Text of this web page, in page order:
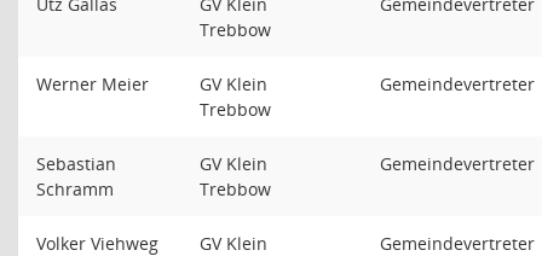
Trebbow
Werner Meier
GV Klein
Trebbow
Gemeindevertreter
Sebastian
Schramm
GV Klein
Trebbow
Gemeindevertreter
Volker Viehweg
GV Klein
Gemeindevertreter